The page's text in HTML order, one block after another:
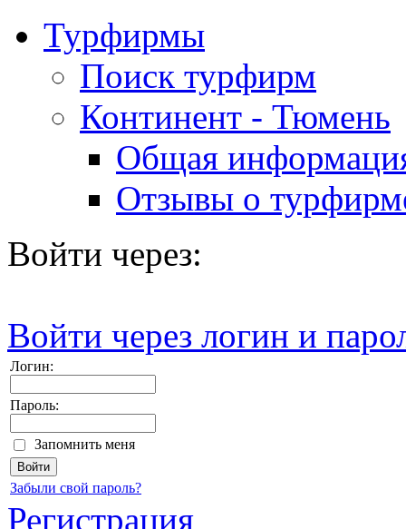
Турфирмы
Поиск турфирм
Континент - Тюмень
Общая
Отзывы о
Войти через:
Войти через логин и
Логин:
Пароль:
Запомнить меня
Забыли свой пароль?
Регистрация